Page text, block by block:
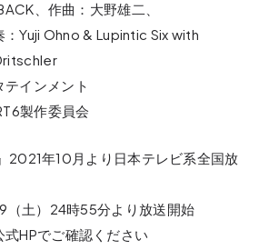
、作曲：大野雄二、
Yuji Ohno & Lupintic Six with
インメント
製作委員会
2021年10月より日本テレビ系全国放
（土）24時55分より放送開始
HPでご確認ください